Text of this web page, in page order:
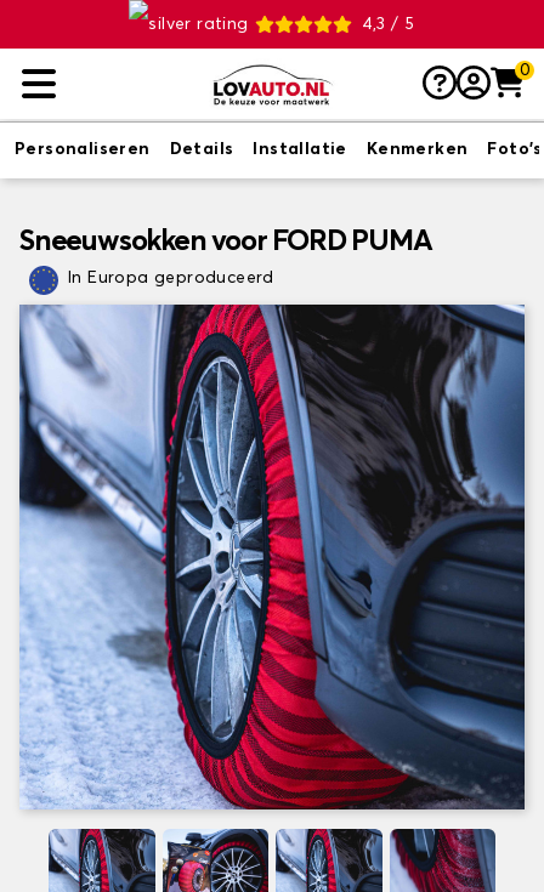
4,3 / 5
0
Personaliseren Details Installatie Kenmerken Foto's
Sneeuwsokken voor FORD PUMA
In Europa geproduceerd